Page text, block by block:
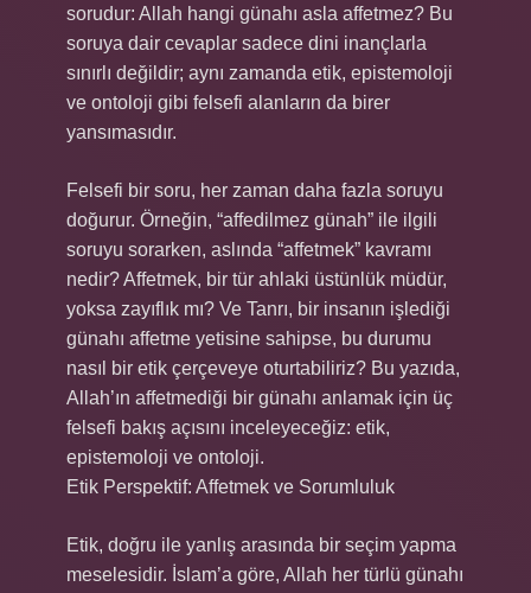
sorudur: Allah hangi günahı asla affetmez? Bu
soruya dair cevaplar sadece dini inançlarla
sınırlı değildir; aynı zamanda etik, epistemoloji
ve ontoloji gibi felsefi alanların da birer
yansımasıdır.
Felsefi bir soru, her zaman daha fazla soruyu
doğurur. Örneğin, “affedilmez günah” ile ilgili
soruyu sorarken, aslında “affetmek” kavramı
nedir? Affetmek, bir tür ahlaki üstünlük müdür,
yoksa zayıflık mı? Ve Tanrı, bir insanın işlediği
günahı affetme yetisine sahipse, bu durumu
nasıl bir etik çerçeveye oturtabiliriz? Bu yazıda,
Allah’ın affetmediği bir günahı anlamak için üç
felsefi bakış açısını inceleyeceğiz: etik,
epistemoloji ve ontoloji.
Etik Perspektif: Affetmek ve Sorumluluk
Etik, doğru ile yanlış arasında bir seçim yapma
meselesidir. İslam’a göre, Allah her türlü günahı